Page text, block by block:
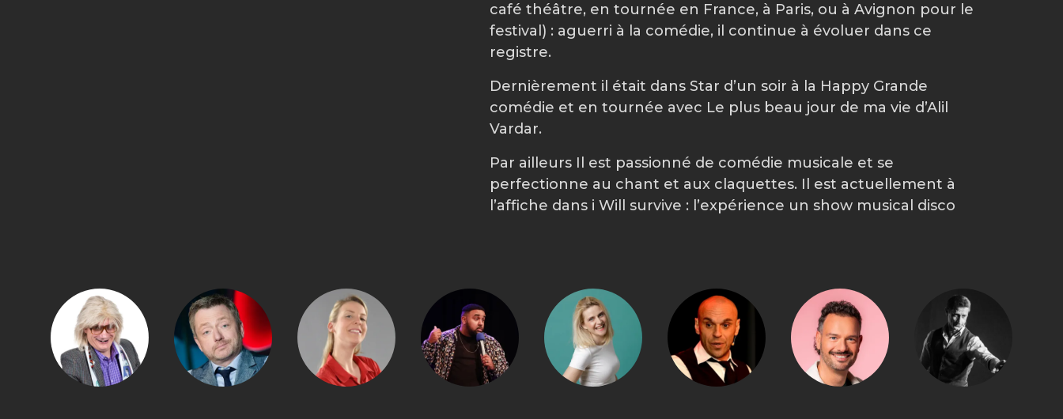
café théâtre, en tournée en France, à Paris, ou à Avignon pour le
festival) : aguerri à la comédie, il continue à évoluer dans ce
registre.
Dernièrement il était dans Star d’un soir à la Happy Grande
comédie et en tournée avec Le plus beau jour de ma vie d’Alil
Vardar.
Par ailleurs Il est passionné de comédie musicale et se
perfectionne au chant et aux claquettes. Il est actuellement à
l’affiche dans i Will survive : l’expérience un show musical disco